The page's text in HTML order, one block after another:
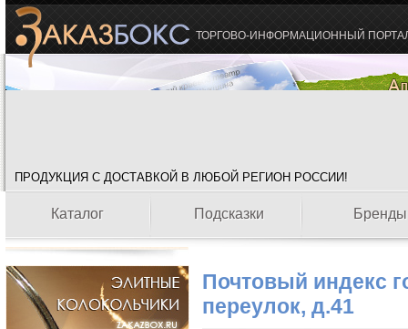
ТОРГОВО-ИНФОРМАЦИОННЫЙ
ПРОДУКЦИЯ С ДОСТАВКОЙ В ЛЮБОЙ РЕГИОН РОССИИ!
Каталог Подсказки Бренды
Почтовый индекс
переулок, д.41